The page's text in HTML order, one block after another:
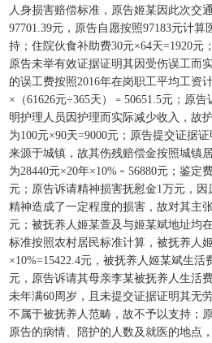
人身损害赔偿标准，原告姬某因此次交
97701.39元，原告自愿按照97183元计
持；住院伙食补助费30元×64天=1920元
原告未举有效证据证明其因受伤误工而
的误工费按照2016年在岗职工平均工资
×（61626元÷365天）﹦50651.5元；原
明护理人员因护理而实际减少收入，故
为100元×90天=9000元；原告提交证据
来源于城镇，故其伤残赔偿金按照城镇
为28440元×20年×10%﹦56880元；鉴定
元；原告诉请精神损害抚慰金1万元，
精神造成了一定程度的损害，故对其主
元；被抚养人姬某萱及与姬某斌地址均
标准按照农村居民标准计算，被抚养人
×10%=15422.4元，被抚养人姬某斌生活
元，原告诉请其母亲李某被抚养人生活
未年满60周岁，且未提交证据证明其无
不属于被抚养人范畴，故不予以支持；
原告的病情、陪护的人数及就医的地点